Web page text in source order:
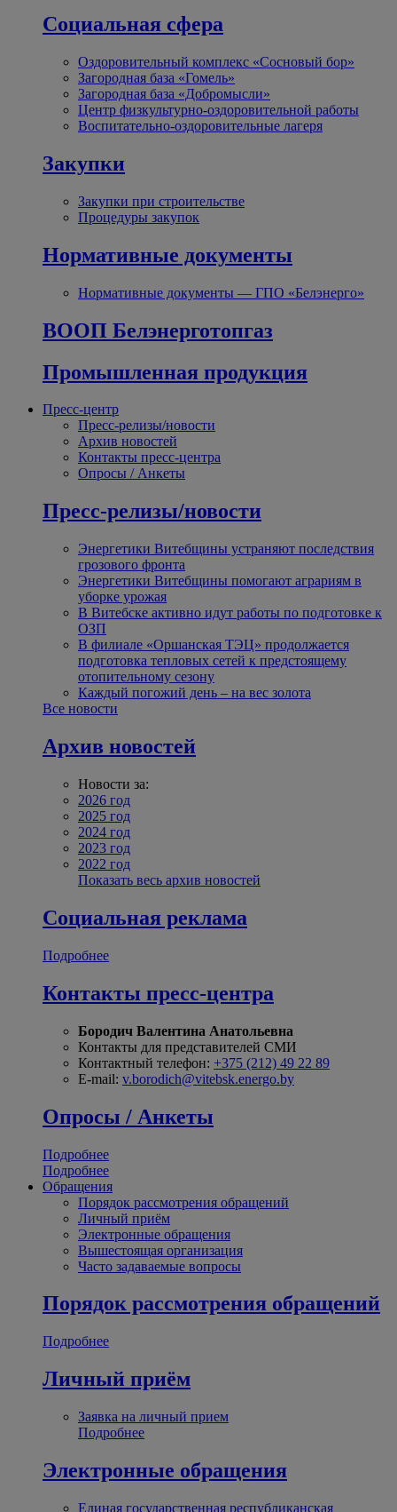
Социальная сфера
Оздоровительный комплекс «Сосновый бор»
Загородная база «Гомель»
Загородная база «Добромысли»
Центр физкультурно-оздоровительной работы
Воспитательно-оздоровительные лагеря
Закупки
Закупки при строительстве
Процедуры закупок
Нормативные документы
Нормативные документы — ГПО «Белэнерго»
ВООП Белэнерготопгаз
Промышленная продукция
Пресс-центр
Пресс-релизы/новости
Архив новостей
Контакты пресс-центра
Опросы / Анкеты
Пресс-релизы/новости
Энергетики Витебщины устраняют последствия
грозового фронта
Энергетики Витебщины помогают аграриям в
уборке урожая
В Витебске активно идут работы по подготовке к
ОЗП
В филиале «Оршанская ТЭЦ» продолжается
подготовка тепловых сетей к предстоящему
отопительному сезону
Каждый погожий день – на вес золота
Все новости
Архив новостей
Новости за:
2026 год
2025 год
2024 год
2023 год
2022 год
Показать весь архив новостей
Социальная реклама
Подробнее
Контакты пресс-центра
Бородич Валентина Анатольевна
Контакты для представителей СМИ
Контактный телефон: +375 (212) 49 22 89
E-mail: v.borodich@vitebsk.energo.by
Опросы / Анкеты
Подробнее
Подробнее
Обращения
Порядок рассмотрения обращений
Личный приём
Электронные обращения
Вышестоящая организация
Часто задаваемые вопросы
Порядок рассмотрения обращений
Подробнее
Личный приём
Заявка на личный прием
Подробнее
Электронные обращения
Единая государственная республиканская